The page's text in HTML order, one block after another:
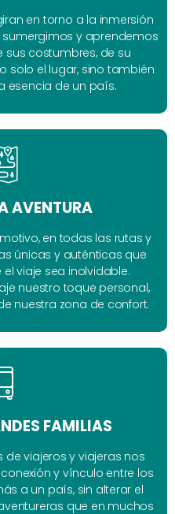
en torno a la inmersión
sumergimos y aprendemos
costumbres, de su
solo el lugar, sino también
esencia de un país.
AVENTURA
en todas las rutas y
únicas y auténticas que
viaje sea inolvidable.
nuestro toque personal,
nuestra zona de confort.
FAMILIAS
viajeros y viajeras nos
y vínculo entre los
a un país, sin alterar el
que en muchos